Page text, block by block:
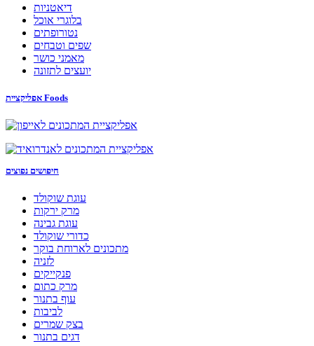
דיאטניות
בלוגרי אוכל
נטורופתים
שפים וטבחים
מאמני כושר
יועצים לתזונה
אפליקציית Foods
חיפושים נפוצים
עוגת שוקולד
מרק ירקות
עוגת גבינה
כדורי שוקולד
מתכונים לארוחת בוקר
לזניה
פנקייקים
מרק כתום
עוף בתנור
לביבות
בצק שמרים
דגים בתנור